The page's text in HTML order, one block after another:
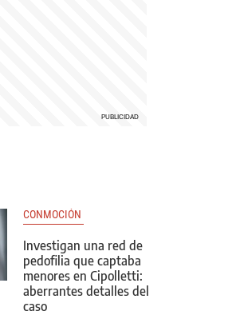
CONMOCIÓN
Investigan una red de
pedofilia que captaba
menores en Cipolletti:
aberrantes detalles del
caso